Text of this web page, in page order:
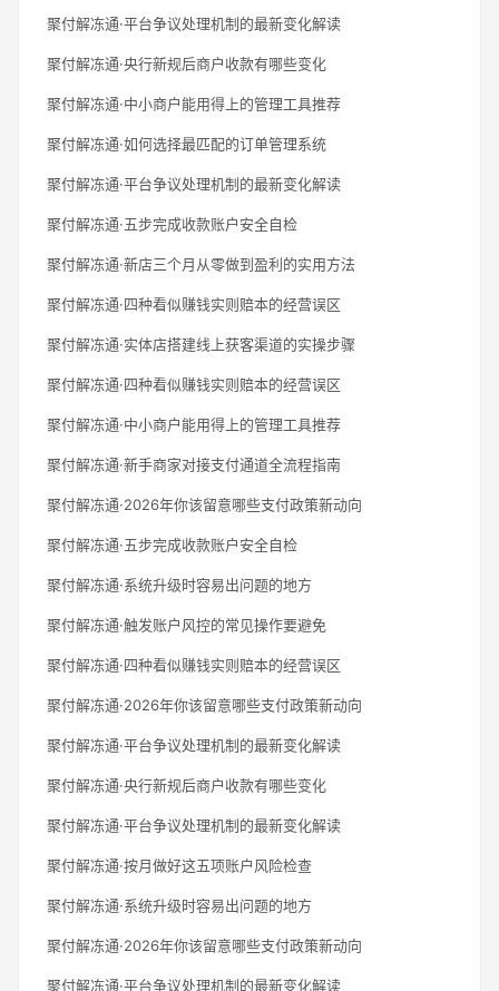
聚付解冻通·平台争议处理机制的最新变化解读
聚付解冻通·央行新规后商户收款有哪些变化
聚付解冻通·中小商户能用得上的管理工具推荐
聚付解冻通·如何选择最匹配的订单管理系统
聚付解冻通·平台争议处理机制的最新变化解读
聚付解冻通·五步完成收款账户安全自检
聚付解冻通·新店三个月从零做到盈利的实用方法
聚付解冻通·四种看似赚钱实则赔本的经营误区
聚付解冻通·实体店搭建线上获客渠道的实操步骤
聚付解冻通·四种看似赚钱实则赔本的经营误区
聚付解冻通·中小商户能用得上的管理工具推荐
聚付解冻通·新手商家对接支付通道全流程指南
聚付解冻通·2026年你该留意哪些支付政策新动向
聚付解冻通·五步完成收款账户安全自检
聚付解冻通·系统升级时容易出问题的地方
聚付解冻通·触发账户风控的常见操作要避免
聚付解冻通·四种看似赚钱实则赔本的经营误区
聚付解冻通·2026年你该留意哪些支付政策新动向
聚付解冻通·平台争议处理机制的最新变化解读
聚付解冻通·央行新规后商户收款有哪些变化
聚付解冻通·平台争议处理机制的最新变化解读
聚付解冻通·按月做好这五项账户风险检查
聚付解冻通·系统升级时容易出问题的地方
聚付解冻通·2026年你该留意哪些支付政策新动向
聚付解冻通·平台争议处理机制的最新变化解读